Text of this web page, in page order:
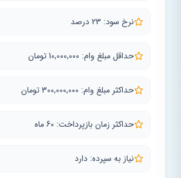
نرخ سود: 23 درصد
حداقل مبلغ وام: 10,000,000 تومان
حداکثر مبلغ وام: 300,000,000 تومان
حداکثر زمان بازپرداخت: 60 ماه
نیاز به سپرده: دارد